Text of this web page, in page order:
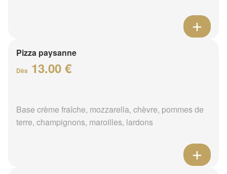
Pizza paysanne
Dès 13.00 €
Base crème fraîche, mozzarella, chèvre, pommes de
terre, champignons, maroilles, lardons